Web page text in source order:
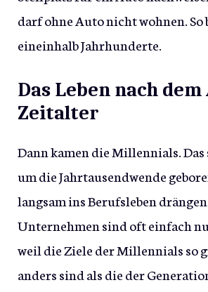
darf ohne Auto nicht wohnen. So
eineinhalb Jahrhunderte.
Das Leben nach dem
Zeitalter
Dann kamen die Millennials.
um die Jahrtausendwende
langsam ins Berufsleben
Unternehmen sind oft einfach
weil die Ziele der Millennials so
anders sind als die der